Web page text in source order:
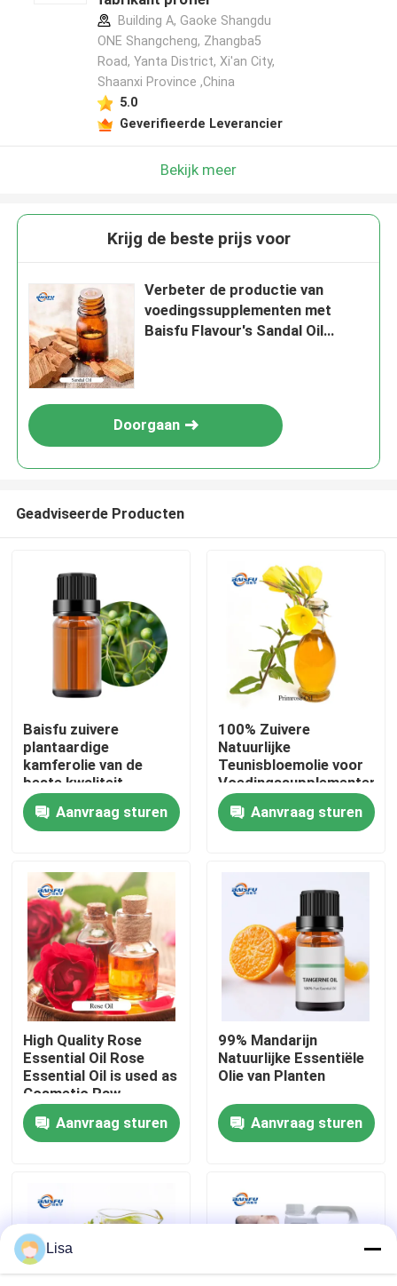
Thuis
Producten
Video's
VR-show
Over ons
Fabriekstocht
Kwaliteitscontrole
Nieuws
Voedingsmiddelenessenties
Building A, Gaoke Shangdu
ONE Shangcheng, Zhangba5
Road, Yanta District, Xi'an City,
Shaanxi Province ,China
5.0
Geverifieerde Leverancier
Bekijk meer
Krijg de beste prijs voor
Verbeter de productie van
voedingssupplementen met
Baisfu Flavour's Sandal Oil
Doorgaan
Geadviseerde Producten
Baisfu zuivere
plantaardige
kamferolie van de
beste kwaliteit
lichtgeel oliehoudende
vloeistof voor
specerijen en
grondstoffen
Aanvraag sturen
100% Zuivere
Natuurlijke
Teunisbloemolie voor
Voedingssupplementen,
Huidverzorging en
Persoonlijke
Verzorgingsproducten
Aanvraag sturen
High Quality Rose
Essential Oil Rose
Essential Oil is used as
Cosmetic Raw
Material
Aanvraag sturen
99% Mandarijn
Natuurlijke Essentiële
Olie van Planten
Aanvraag sturen
Lisa